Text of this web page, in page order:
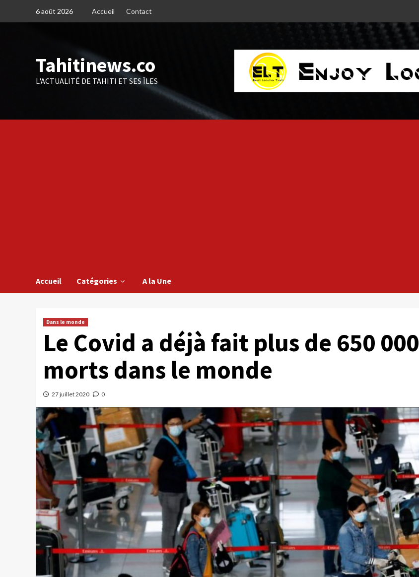
6 août 2026 Accueil Contact
Tahitinews.co
L'ACTUALITÉ DE TAHITI ET SES ÎLES
Accueil Catégories A la Une
Dans le monde
Le Covid a déjà fait plus de 650 000
morts dans le monde
27 juillet 2020 0